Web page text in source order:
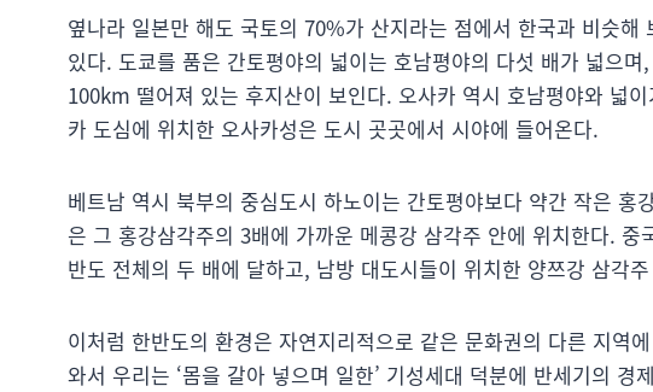
옆나라 일본만 해도 국토의 70%가 산지라는 점에서 한국과 비슷해
있다. 도쿄를 품은 간토평야의 넓이는 호남평야의 다섯 배가 넓으
100km 떨어져 있는 후지산이 보인다. 오사카 역시 호남평야와 넓
카 도심에 위치한 오사카성은 도시 곳곳에서 시야에 들어온다.
베트남 역시 북부의 중심도시 하노이는 간토평야보다 약간 작은 홍
은 그 홍강삼각주의 3배에 가까운 메콩강 삼각주 안에 위치한다.
반도 전체의 두 배에 달하고, 남방 대도시들이 위치한 양쯔강 삼각
이처럼 한반도의 환경은 자연지리적으로 같은 문화권의 다른 지역
와서 우리는 ‘몸을 갈아 넣으며 일한’ 기성세대 덕분에 반세기의